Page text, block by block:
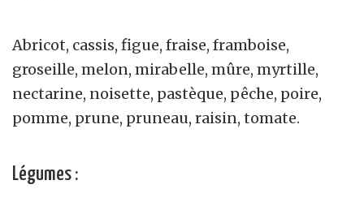
Abricot, cassis, figue, fraise, framboise,
groseille, melon, mirabelle, mûre, myrtille,
nectarine, noisette, pastèque, pêche, poire,
pomme, prune, pruneau, raisin, tomate.
Légumes :